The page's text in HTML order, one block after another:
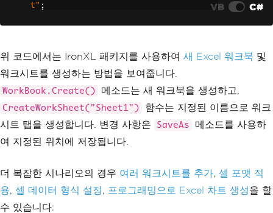
t" ;
x");
}
}
VB C#
위 코드에서는 IronXL 패키지를 사용하여 새 Excel 워크북 및
워크시트를 생성하는 방법을 보여줍니다.
WorkBook.Create() 메소드는 새 워크북을 생성하고,
CreateWorkSheet("Sheet1")
함수는 지정된 이름으로 워크
시트 탭을 생성합니다. 변경 사항은
SaveAs
메소드를 사용하
여 지정된 위치에 저장됩니다.
더 복잡한 시나리오의 경우 여러 워크시트를 추가, 셀 포맷 적
용, 셀 데이터 형식 설정, 프로그래밍으로 Excel 차트 생성을 할
수 있습니다: